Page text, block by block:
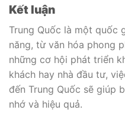
Kết luận
Trung Quốc là một quốc
năng, từ văn hóa phong
những cơ hội phát triển
khách hay nhà đầu tư,
đến Trung Quốc sẽ giúp
nhớ và hiệu quả.